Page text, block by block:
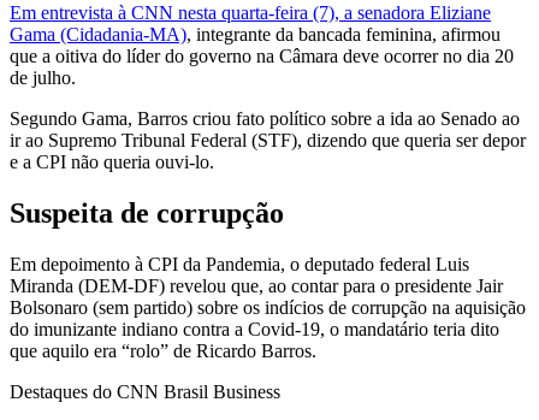
Em entrevista à CNN nesta quarta-feira (7), a senadora Eliziane
Gama (Cidadania-MA), integrante da bancada feminina, afirmou
que a oitiva do líder do governo na Câmara deve ocorrer no dia 20
de julho.
Segundo Gama, Barros criou fato político sobre a ida ao Senado ao
ir ao Supremo Tribunal Federal (STF), dizendo que queria ser depor
e a CPI não queria ouvi-lo.
Suspeita de corrupção
Em depoimento à CPI da Pandemia, o deputado federal Luis
Miranda (DEM-DF) revelou que, ao contar para o presidente Jair
Bolsonaro (sem partido) sobre os indícios de corrupção na aquisição
do imunizante indiano contra a Covid-19, o mandatário teria dito
que aquilo era “rolo” de Ricardo Barros.
Destaques do CNN Brasil Business